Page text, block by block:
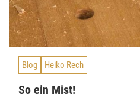
Blog Heiko Rech
So ein Mist!